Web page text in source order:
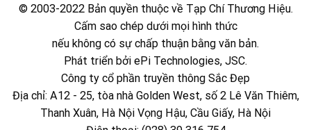
© 2003-2022 Bản quyền thuộc về Tạp Chí Thương Hiệu.
Cấm sao chép dưới mọi hình thức
nếu không có sự chấp thuận bằng văn bản.
Phát triển bởi ePi Technologies, JSC.
Công ty cổ phần truyền thông Sắc Đẹp
Địa chỉ: A12 - 25, tòa nhà Golden West, số 2 Lê Văn Thiêm,
Thanh Xuân, Hà Nội Vọng Hậu, Cầu Giấy, Hà Nội